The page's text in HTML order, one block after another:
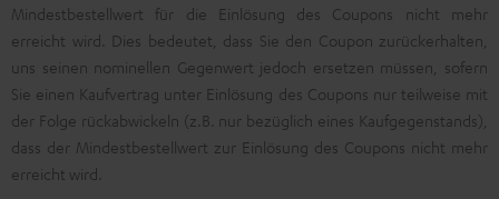
Mindestbestellwert für die Einlösung des Coupons nicht mehr
erreicht wird. Dies bedeutet, dass Sie den Coupon zurückerhalten,
uns seinen nominellen Gegenwert jedoch ersetzen müssen, sofern
Sie einen Kaufvertrag unter Einlösung des Coupons nur teilweise mit
der Folge rückabwickeln (z.B. nur bezüglich eines Kaufgegenstands),
dass der Mindestbestellwert zur Einlösung des Coupons nicht mehr
erreicht wird.